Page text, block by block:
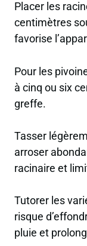
Placer les
centimètres
favorise
Pour les
à cinq ou six
greffe.
Tasser
arroser
racinaire et
Tutorer les
risque
pluie et